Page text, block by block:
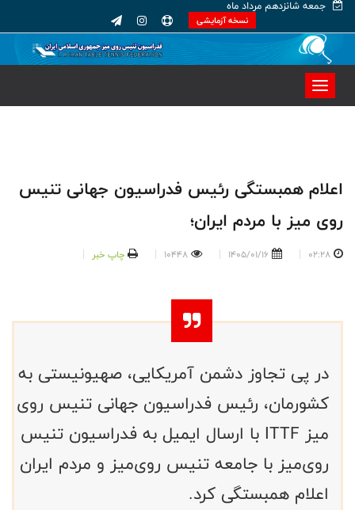
جمعه شانزدهم مرداد ماه
نسخه آزمایشی
اعلام همبستگی رئیس فدراسیون جهانی تنیس
روی میز با مردم ایران؛
02:28
1405/01/16
10448 چاپ خبر
در پی تجاوز دشمن آمریکایی، صهیونیستی به
کشورمان، رئیس فدراسیون جهانی تنیس روی
میز ITTF با ارسال ایمیل به فدراسیون تنیس
روی‌میز با جامعه تنیس روی‌میز و مردم ایران
اعلام همبستگی کرد.